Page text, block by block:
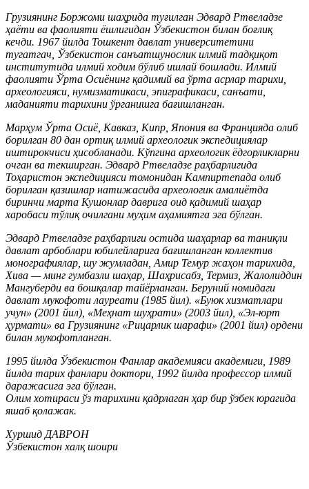
Грузиянинг Боржоми шаҳрида туғилган Эдвард Ртвеладзе
ҳаёти ва фаолияти ёшлигидан Ўзбекистон билан боғлиқ
кечди. 1967 йилда Тошкент давлат университетини
тугатгач, Ўзбекистон санъатшунослик илмий тадқиқот
институтида илмий ходим бўлиб ишлай бошлади. Илмий
фаолияти Ўрта Осиёнинг қадимий ва ўрта асрлар тарихи,
археологияси, нумизматикаси, эпиграфикаси, санъати,
маданияти тарихини ўрганишга бағишланган.
Марҳум Ўрта Осиё, Кавказ, Кипр, Япония ва Францияда олиб
борилган 80 дан ортиқ илмий археологик экспедициялар
иштирокчиси ҳисобланади. Кўпгина археологик ёдгорликларни
очган ва текширган. Эдвард Ртвеладзе раҳбарлигида
Тоҳаристон экспедицияси томонидан Кампиртепада олиб
борилган қазишлар натижасида археологик амалиётда
биринчи марта Кушонлар даврига оид қадимий шаҳар
харобаси тўлиқ очилгани муҳим аҳамиятга эга бўлган.
Эдвард Ртвеладзе раҳбарлиги остида шаҳарлар ва таниқли
давлат арбоблари юбилейларига бағишланган коллектив
монографиялар, шу жумладан, Амир Темур жаҳон тарихида,
Хива — минг гумбазли шаҳар, Шаҳрисабз, Термиз, Жалолиддин
Мангуберди ва бошқалар тайёрланган. Беруний номидаги
давлат мукофоти лауреати (1985 йил). «Буюк хизматлари
учун» (2001 йил), «Меҳнат шуҳрати» (2003 йил), «Эл-юрт
ҳурмати» ва Грузиянинг «Рицарлик шарафи» (2001 йил) ордени
билан мукофотланган.
1995 йилда Ўзбекистон Фанлар академияси академиги, 1989
йилда тарих фанлари доктори, 1992 йилда профессор илмий
даражасига эга бўлган.
Олим хотираси ўз тарихини қадрлаган ҳар бир ўзбек юрагида
яшаб қолажак.
Хуршид ДАВРОН
Ўзбекистон халқ шоири